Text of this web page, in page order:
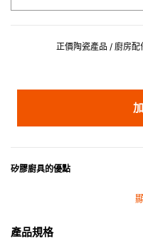
正價陶瓷產品 / 廚房
矽膠廚具的優點
• 耐熱高達250℃，耐冷低至-
• 耐熱耐冷，適用於微波爐、焗爐
產品規格